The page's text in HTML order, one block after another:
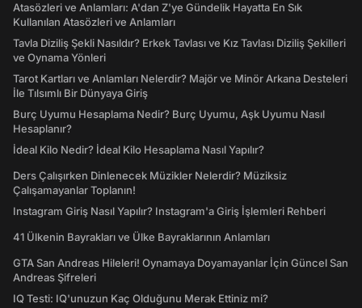
Atasözleri ve Anlamları: A'dan Z'ye Gündelik Hayatta En Sık
Kullanılan Atasözleri ve Anlamları
Tavla Diziliş Şekli Nasıldır? Erkek Tavlası ve Kız Tavlası Diziliş Şekilleri
ve Oynama Yönleri
Tarot Kartları ve Anlamları Nelerdir? Majör ve Minör Arkana Desteleri
İle Tılsımlı Bir Dünyaya Giriş
Burç Uyumu Hesaplama Nedir? Burç Uyumu, Aşk Uyumu Nasıl
Hesaplanır?
İdeal Kilo Nedir? İdeal Kilo Hesaplama Nasıl Yapılır?
Ders Çalışırken Dinlenecek Müzikler Nelerdir? Müziksiz
Çalışamayanlar Toplanın!
Instagram Giriş Nasıl Yapılır? Instagram'a Giriş İşlemleri Rehberi
41 Ülkenin Bayrakları ve Ülke Bayraklarının Anlamları
GTA San Andreas Hileleri! Oynamaya Doyamayanlar İçin Güncel San
Andreas Şifreleri
IQ Testi: IQ'unuzun Kaç Olduğunu Merak Ettiniz mi?